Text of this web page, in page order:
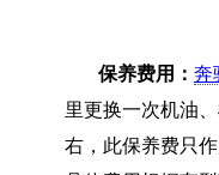
保养费用： 奔
里更换一次机油
右，此保养费只